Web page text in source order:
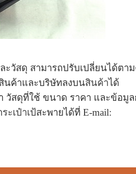
วัสดุ สามารถปรับเปลี่ยนได้ตา
นค้าและบริษัทลงบนสินค้าได้
วัสดุที่ใช้ ขนาด ราคา และข้อมูล
ะเป๋าเป้สะพายได้ที่ E-mail: